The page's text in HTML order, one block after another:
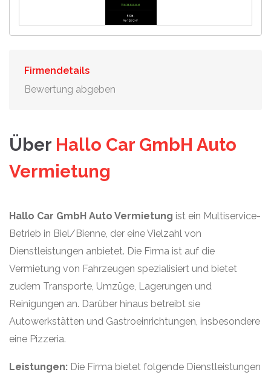
Firmendetails
Bewertung abgeben
Über Hallo Car GmbH Auto
Vermietung
Hallo Car GmbH Auto Vermietung ist ein Multiservice-
Betrieb in Biel/Bienne, der eine Vielzahl von
Dienstleistungen anbietet. Die Firma ist auf die
Vermietung von Fahrzeugen spezialisiert und bietet
zudem Transporte, Umzüge, Lagerungen und
Reinigungen an. Darüber hinaus betreibt sie
Autowerkstätten und Gastroeinrichtungen, insbesondere
eine Pizzeria.
Leistungen: Die Firma bietet folgende Dienstleistungen